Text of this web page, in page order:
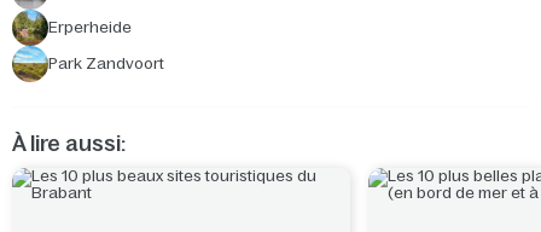
Erperheide
Park Zandvoort
À lire aussi: